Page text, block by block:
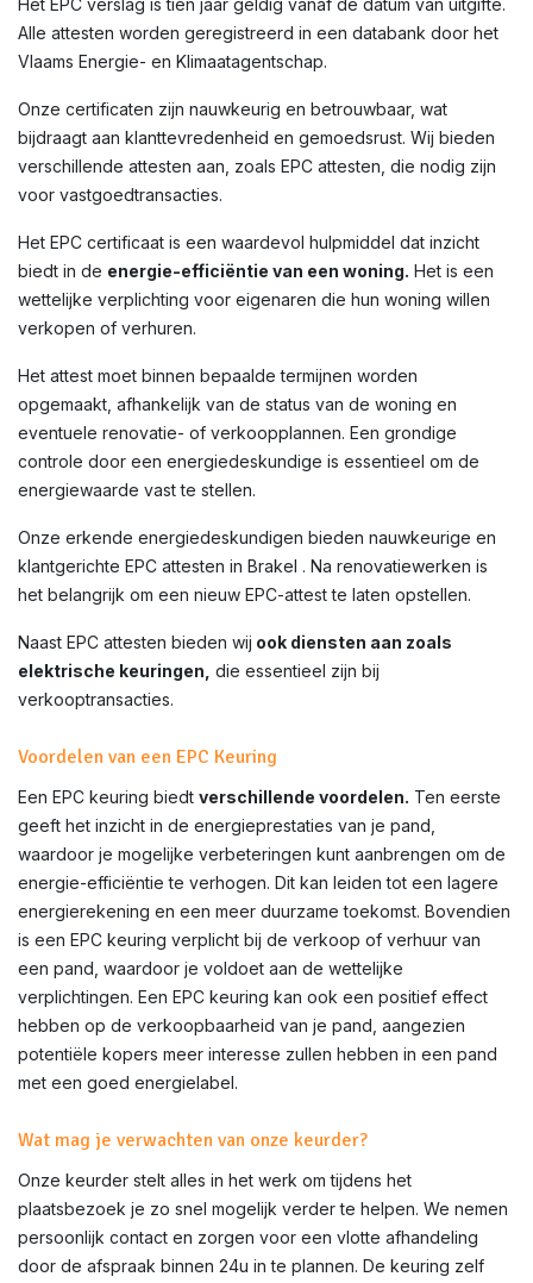
Het EPC verslag is tien jaar geldig vanaf de datum van uitgifte.
Alle attesten worden geregistreerd in een databank door het
Vlaams Energie- en Klimaatagentschap.
Onze certificaten zijn nauwkeurig en betrouwbaar, wat
bijdraagt aan klanttevredenheid en gemoedsrust. Wij bieden
verschillende attesten aan, zoals EPC attesten, die nodig zijn
voor vastgoedtransacties.
Het EPC certificaat is een waardevol hulpmiddel dat inzicht
biedt in de energie-efficiëntie van een woning. Het is een
wettelijke verplichting voor eigenaren die hun woning willen
verkopen of verhuren.
Het attest moet binnen bepaalde termijnen worden
opgemaakt, afhankelijk van de status van de woning en
eventuele renovatie- of verkoopplannen. Een grondige
controle door een energiedeskundige is essentieel om de
energiewaarde vast te stellen.
Onze erkende energiedeskundigen bieden nauwkeurige en
klantgerichte EPC attesten in Brakel . Na renovatiewerken is
het belangrijk om een nieuw EPC-attest te laten opstellen.
Naast EPC attesten bieden wij ook diensten aan zoals
elektrische keuringen, die essentieel zijn bij
verkooptransacties.
Voordelen van een EPC Keuring
Een EPC keuring biedt verschillende voordelen. Ten eerste
geeft het inzicht in de energieprestaties van je pand,
waardoor je mogelijke verbeteringen kunt aanbrengen om de
energie-efficiëntie te verhogen. Dit kan leiden tot een lagere
energierekening en een meer duurzame toekomst. Bovendien
is een EPC keuring verplicht bij de verkoop of verhuur van
een pand, waardoor je voldoet aan de wettelijke
verplichtingen. Een EPC keuring kan ook een positief effect
hebben op de verkoopbaarheid van je pand, aangezien
potentiële kopers meer interesse zullen hebben in een pand
met een goed energielabel.
Wat mag je verwachten van onze keurder?
Onze keurder stelt alles in het werk om tijdens het
plaatsbezoek je zo snel mogelijk verder te helpen. We nemen
persoonlijk contact en zorgen voor een vlotte afhandeling
door de afspraak binnen 24u in te plannen. De keuring zelf